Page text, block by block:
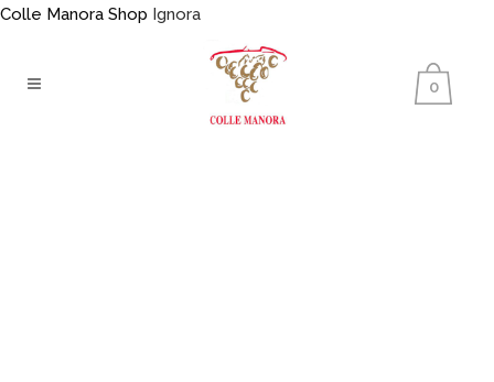
Colle Manora Shop Ignora
0